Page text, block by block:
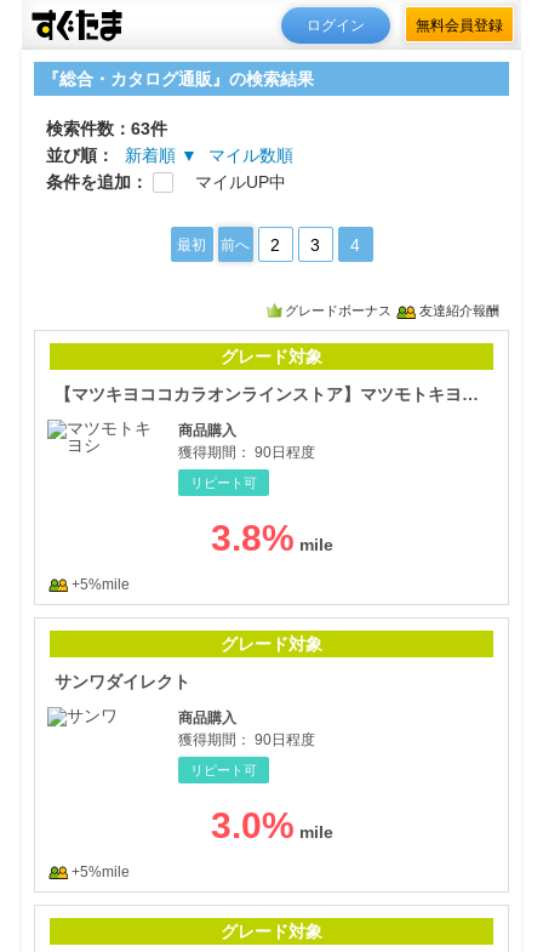
ログイン 無料会員登録
『総合・カタログ通販』の検索結果
検索件数：63件
並び順：
新着順 ▼
マイル数順
条件を追加：
マイルUP中
最初 前へ 2 3 4
グレードボーナス 友達紹介報酬
グレード対象
【マツキヨココカラオンラインストア】マツモトキヨシ・ココカラファイン公式通販サイト
商品購入
獲得期間： 90日程度
リピート可
3.8%
+5%mile
グレード対象
サンワダイレクト
商品購入
獲得期間： 90日程度
リピート可
3.0%
+5%mile
グレード対象